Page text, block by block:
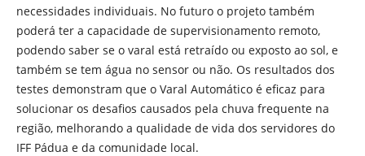
necessidades individuais. No futuro o projeto também
poderá ter a capacidade de supervisionamento remoto,
podendo saber se o varal está retraído ou exposto ao sol, e
também se tem água no sensor ou não. Os resultados dos
testes demonstram que o Varal Automático é eficaz para
solucionar os desafios causados pela chuva frequente na
região, melhorando a qualidade de vida dos servidores do
IFF Pádua e da comunidade local.